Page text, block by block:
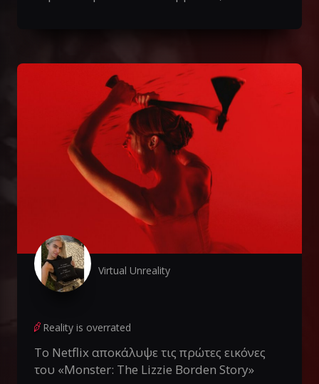
Virtual Unreality
Reality is overrated
Το Netflix αποκάλυψε τις πρώτες εικόνες
του «Monster: The Lizzie Borden Story»